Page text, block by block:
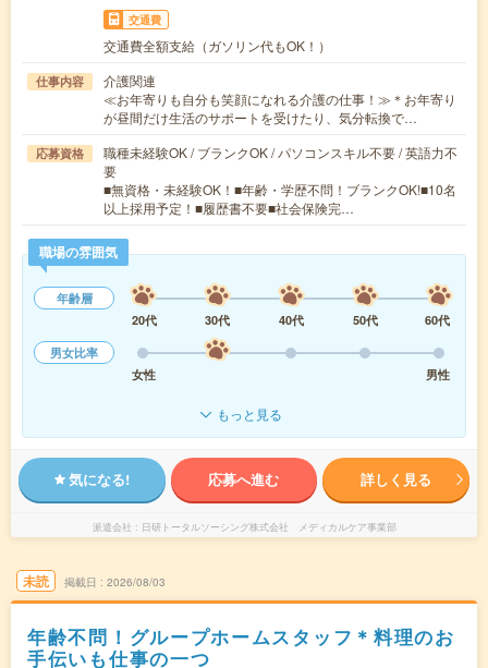
交通費
交通費全額支給（ガソリン代もOK！）
仕事内容
介護関連
≪お年寄りも自分も笑顔になれる介護の仕事！≫＊お年寄り
が昼間だけ生活のサポートを受けたり、気分転換で…
応募資格
職種未経験OK / ブランクOK / パソコンスキル不要 / 英語力不
要
■無資格・未経験OK！■年齢・学歴不問！ブランクOK!■10名
以上採用予定！■履歴書不要■社会保険完…
職場の雰囲気
年齢層
20代
30代 40代 50代
60代
男女比率
女性
男性
もっと見る
気になる! 応募へ進む 詳しく見る
派遣会社 日研トータルソーシング株式会社 メディカルケア事業部
未読 掲載日 2026/08/03
年齢不問！グループホームスタッフ＊料理のお
手伝いも仕事の一つ